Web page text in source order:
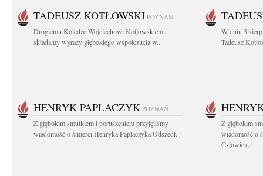
TADEUSZ KOTŁOWSKI POZNAŃ
Drogiemu Koledze Wojciechowi Kotłowskiemu
składamy wyrazy głębokiego współczucia w...
W dniu 3
Tadeusz
HENRYK PAPLACZYK POZNAŃ
Z głębokim smutkiem i poruszeniem przyjęliśmy
wiadomość o śmierci Henryka Paplaczyka Odszedł...
Z głębokim
wiadomość o
Człowiek,...